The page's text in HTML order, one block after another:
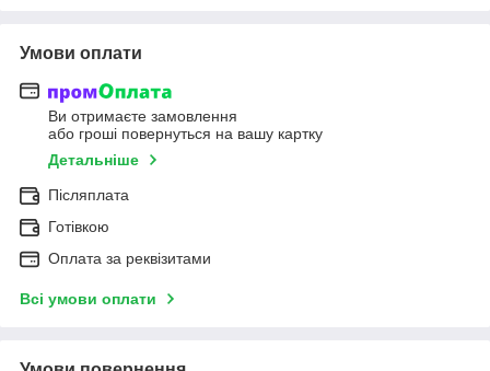
Умови оплати
Ви отримаєте замовлення
або гроші повернуться на вашу картку
Детальніше
Післяплата
Готівкою
Оплата за реквізитами
Всі умови оплати